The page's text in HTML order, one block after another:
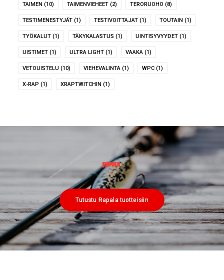
TAIMEN (10) TAIMENVIEHEET (2) TERORUOHO (8)
TESTIMENESTYJÄT (1) TESTIVOITTAJAT (1) TOUTAIN (1)
TYÖKALUT (1) TÄKYKALASTUS (1) UINTISYVYYDET (1)
UISTIMET (1) ULTRA LIGHT (1) VAAKA (1)
VETOUISTELU (10) VIEHEVALINTA (1) WPC (1)
X-RAP (1) XRAPTWITCHIN (1)
Tutustu Rapala tuotteisiin